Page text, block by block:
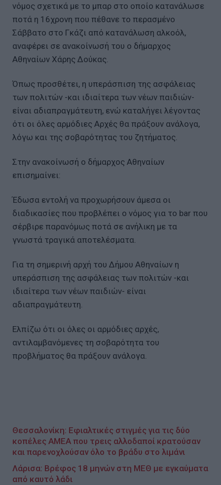
νόμος σχετικά με το μπαρ στο οποίο κατανάλωσε
ποτά η 16χρονη που πέθανε το περασμένο
Σάββατο στο Γκάζι από κατανάλωση αλκοόλ,
αναφέρει σε ανακοίνωσή του ο δήμαρχος
Αθηναίων Χάρης Δούκας.
Όπως προσθέτει, η υπεράσπιση της ασφάλειας
των πολιτών -και ιδιαίτερα των νέων παιδιών-
είναι αδιαπραγμάτευτη, ενώ καταλήγει λέγοντας
ότι οι όλες αρμόδιες Αρχές θα πράξουν ανάλογα,
λόγω και της σοβαρότητας του ζητήματος.
Στην ανακοίνωσή ο δήμαρχος Αθηναίων
επισημαίνει:
Έδωσα εντολή να προχωρήσουν άμεσα οι
διαδικασίες που προβλέπει ο νόμος για το bar που
σέρβιρε παρανόμως ποτά σε ανήλικη με τα
γνωστά τραγικά αποτελέσματα.
Για τη σημερινή αρχή του Δήμου Αθηναίων η
υπεράσπιση της ασφάλειας των πολιτών -και
ιδιαίτερα των νέων παιδιών- είναι
αδιαπραγμάτευτη.
Ελπίζω ότι οι όλες οι αρμόδιες αρχές,
αντιλαμβανόμενες τη σοβαρότητα του
προβλήματος θα πράξουν ανάλογα.
Θεσσαλονίκη: Εφιαλτικές στιγμές για τις δύο
κοπέλες AMEA που τρεις αλλοδαποί κρατούσαν
και παρενοχλούσαν όλο το βράδυ στο λιμάνι
Λάρισα: Βρέφος 18 μηνών στη ΜΕΘ με εγκαύματα
από καυτό λάδι